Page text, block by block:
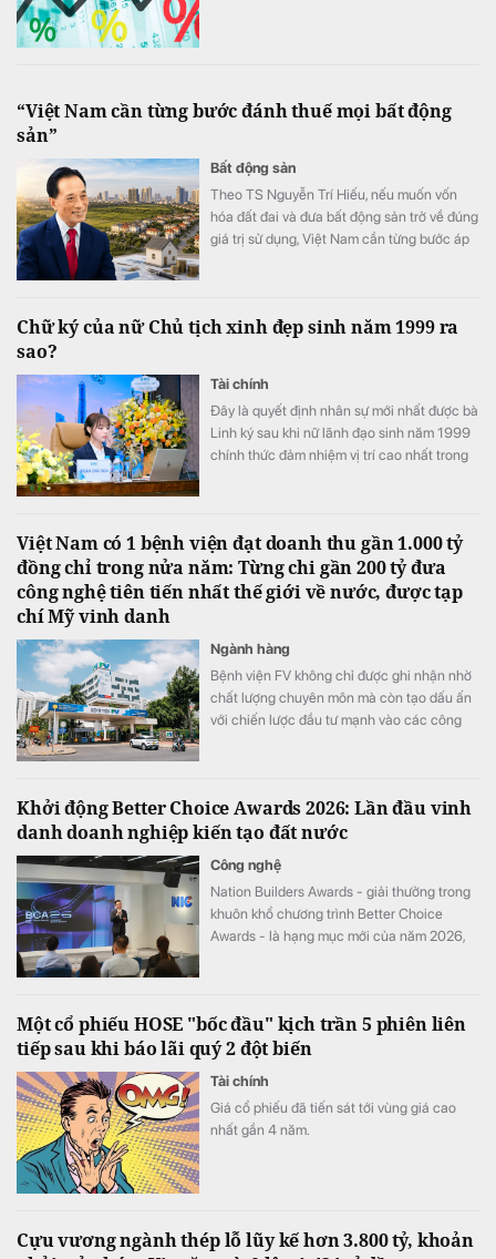
“Việt Nam cần từng bước đánh thuế mọi bất động
sản”
Bất động sản
Theo TS Nguyễn Trí Hiếu, nếu muốn vốn
hóa đất đai và đưa bất động sản trở về đúng
giá trị sử dụng, Việt Nam cần từng bước áp
Chữ ký của nữ Chủ tịch xinh đẹp sinh năm 1999 ra
sao?
Tài chính
Đây là quyết định nhân sự mới nhất được bà
Linh ký sau khi nữ lãnh đạo sinh năm 1999
chính thức đảm nhiệm vị trí cao nhất trong
Việt Nam có 1 bệnh viện đạt doanh thu gần 1.000 tỷ
đồng chỉ trong nửa năm: Từng chi gần 200 tỷ đưa
công nghệ tiên tiến nhất thế giới về nước, được tạp
chí Mỹ vinh danh
Ngành hàng
Bệnh viện FV không chỉ được ghi nhận nhờ
chất lượng chuyên môn mà còn tạo dấu ấn
với chiến lược đầu tư mạnh vào các công
Khởi động Better Choice Awards 2026: Lần đầu vinh
danh doanh nghiệp kiến tạo đất nước
Công nghệ
Nation Builders Awards - giải thưởng trong
khuôn khổ chương trình Better Choice
Awards - là hạng mục mới của năm 2026,
Một cổ phiếu HOSE "bốc đầu" kịch trần 5 phiên liên
tiếp sau khi báo lãi quý 2 đột biến
Tài chính
Giá cổ phiếu đã tiến sát tới vùng giá cao
nhất gần 4 năm.
Cựu vương ngành thép lỗ lũy kế hơn 3.800 tỷ, khoản